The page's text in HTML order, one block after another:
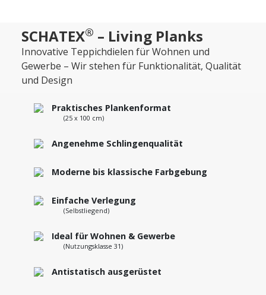
SCHATEX® – Living Planks
Innovative Teppichdielen für Wohnen und
Gewerbe – Wir stehen für Funktionalität, Qualität
und Design
Praktisches Plankenformat
(25 x 100 cm)
Angenehme Schlingenqualität
Moderne bis klassische Farbgebung
Einfache Verlegung
(Selbstliegend)
Ideal für Wohnen & Gewerbe
(Nutzungsklasse 31)
Antistatisch ausgerüstet